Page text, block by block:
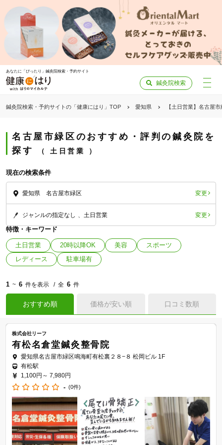
あなたに「ぴったり」鍼灸院検索・予約サイト
鍼灸院検索
鍼灸院検索・予約サイトの「健康にはり」TOP 愛知県 【土日営業】名古屋
名古屋市緑区のおすすめ・評判の鍼灸院を
探す
土日営業
現在の検索条件
愛知県 名古屋市緑区 変更
ジャンルの指定なし 土日営業 変更
特徴・キーワード
土日営業 20時以降OK 美容
スポーツ
レディース
駐車場有
1 ~ 6 件を表示 全 6 件
おすすめ順 価格が安い順 口コミ数順
株式会社リーフ
有松名倉堂鍼灸整骨院
愛知県名古屋市緑区鳴海町有松裏２８−８ 松岡ビル 1F
有松駅
1,100円～ 7,980円
- (0件)
「健康にはりを見た」